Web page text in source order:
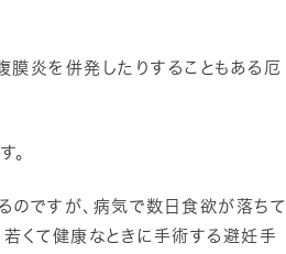
膜炎を併発したりすることもある厄
。
のですが、病気で数日食欲が落ちて
若くて健康なときに手術する避妊手